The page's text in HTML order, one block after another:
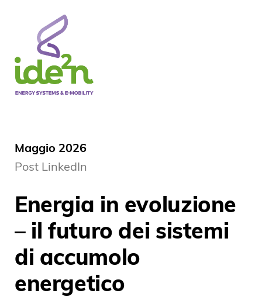
Maggio 2026
Post LinkedIn
Energia in evoluzione
– il futuro dei sistemi
di accumolo
energetico